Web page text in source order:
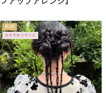
BLOG
おすすめスタイル